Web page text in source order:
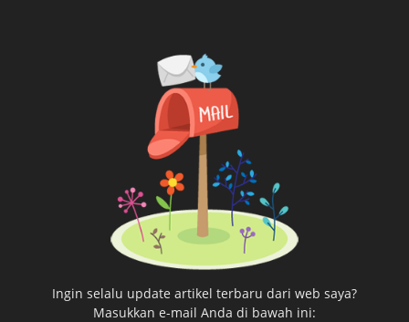
Ingin selalu update artikel terbaru dari web saya?
Masukkan e-mail Anda di bawah ini: